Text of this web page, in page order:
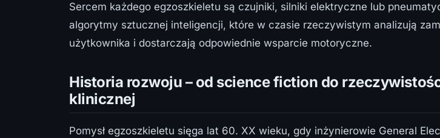
Sercem każdego egzoszkieletu są czujniki, silniki elektryczne lub
algorytmy sztucznej inteligencji, które w czasie rzeczywistym analizują
użytkownika i dostarczają odpowiednie wsparcie motoryczne.
Historia rozwoju – od science fiction do
klinicznej
Pomysł egzoszkieletu sięga lat 60. XX wieku, gdy inżynierowie General